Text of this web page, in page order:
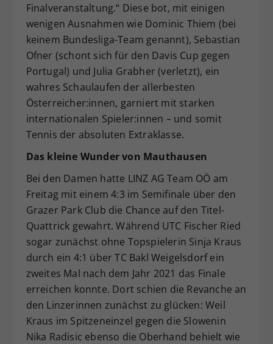
Finalveranstaltung.“ Diese bot, mit einigen
wenigen Ausnahmen wie Dominic Thiem (bei
keinem Bundesliga-Team genannt), Sebastian
Ofner (schont sich für den Davis Cup gegen
Portugal) und Julia Grabher (verletzt), ein
wahres Schaulaufen der allerbesten
Österreicher:innen, garniert mit starken
internationalen Spieler:innen – und somit
Tennis der absoluten Extraklasse.
Das kleine Wunder von Mauthausen
Bei den Damen hatte LINZ AG Team OÖ am
Freitag mit einem 4:3 im Semifinale über den
Grazer Park Club die Chance auf den Titel-
Quattrick gewahrt. Während UTC Fischer Ried
sogar zunächst ohne Topspielerin Sinja Kraus
durch ein 4:1 über TC Bakl Weigelsdorf ein
zweites Mal nach dem Jahr 2021 das Finale
erreichen konnte. Dort schien die Revanche an
den Linzerinnen zunächst zu glücken: Weil
Kraus im Spitzeneinzel gegen die Slowenin
Nika Radisic ebenso die Oberhand behielt wie